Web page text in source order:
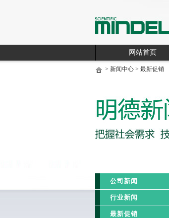
网站首页
> 新闻中心 > 最新促销
公司新闻
行业新闻
最新促销